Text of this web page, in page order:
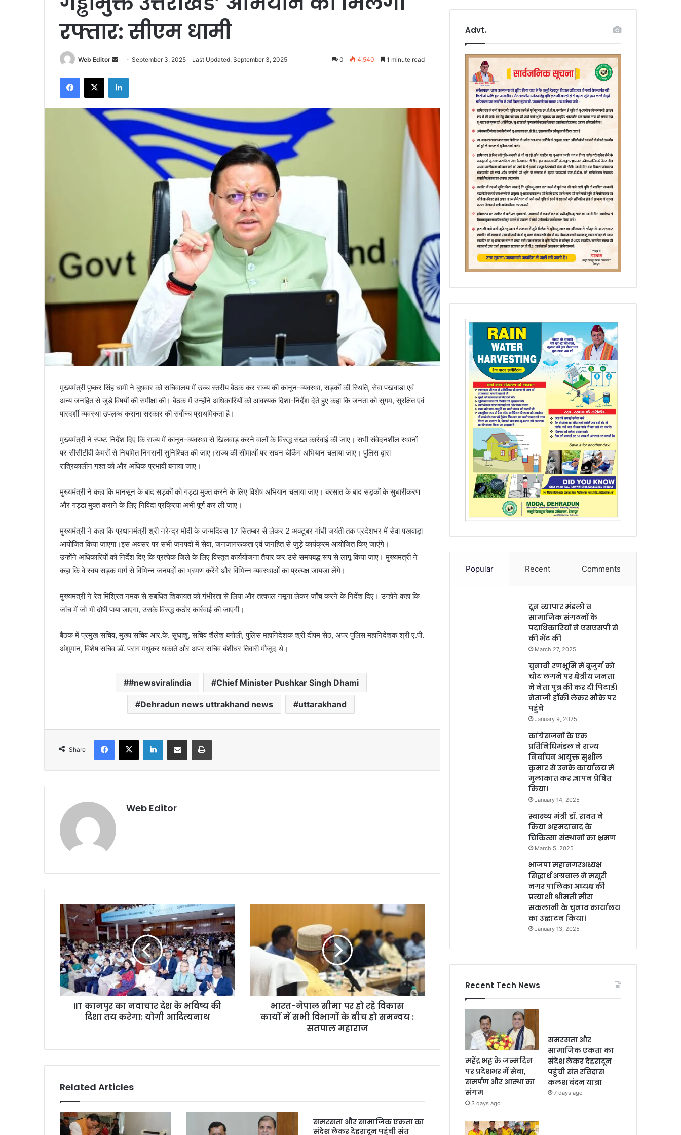
रफ्तार: सीएम धामी
Web Editor
n
d
a
n
m
September 3, 2025 Last Updated: September 3, 2025 0 4,540 1 minute read
मुख्यमंत्री पुष्कर सिंह धामी ने बुधवार को सचिवालय में उच्च स्तरीय बैठक कर राज्य की कानून-व्यवस्था, सड़कों की स्थिति, सेवा पखवाड़ा एवं
अन्य जनहित से जुड़े विषयों की समीक्षा की। बैठक में उन्होंने अधिकारियों को आवश्यक दिशा-निर्देश देते हुए कहा कि जनता को सुगम, सुरक्षित एवं
पारदर्शी व्यवस्था उपलब्ध कराना सरकार की सर्वोच्च प्राथमिकता है।
मुख्यमंत्री ने स्पष्ट निर्देश दिए कि राज्य में कानून-व्यवस्था से खिलवाड़ करने वालों के विरुद्ध सख्त कार्रवाई की जाए। सभी संवेदनशील स्थानों
पर सीसीटीवी कैमरों से नियमित निगरानी सुनिश्चित की जाए।राज्य की सीमाओं पर सघन चेकिंग अभियान चलाया जाए। पुलिस द्वारा
रात्रिकालीन गश्त को और अधिक प्रभावी बनाया जाए।
मुख्यमंत्री ने कहा कि मानसून के बाद सड़कों को गड्ढा मुक्त करने के लिए विशेष अभियान चलाया जाए। बरसात के बाद सड़कों के सुधारीकरण
और गड्ढा मुक्त कराने के लिए निविदा प्रक्रिया अभी पूर्ण कर ली जाए।
मुख्यमंत्री ने कहा कि प्रधानमंत्री श्री नरेन्द्र मोदी के जन्मदिवस 17 सितम्बर से लेकर 2 अक्टूबर गांधी जयंती तक प्रदेशभर में सेवा पखवाड़ा
आयोजित किया जाएगा।इस अवसर पर सभी जनपदों में सेवा, जनजागरूकता एवं जनहित से जुड़े कार्यक्रम आयोजित किए जाएंगे।
उन्होंने अधिकारियों को निर्देश दिए कि प्रत्येक जिले के लिए विस्तृत कार्ययोजना तैयार कर उसे समयबद्ध रूप से लागू किया जाए। मुख्यमंत्री ने
कहा कि वे स्वयं सड़क मार्ग से विभिन्न जनपदों का भ्रमण करेंगे और विभिन्न व्यवस्थाओं का प्रत्यक्ष जायजा लेंगे।
मुख्यमंत्री ने रेत मिश्रित नमक से संबंधित शिकायत को गंभीरता से लिया और तत्काल नमूना लेकर जाँच करने के निर्देश दिए। उन्होंने कहा कि
जांच में जो भी दोषी पाया जाएगा, उसके विरुद्ध कठोर कार्रवाई की जाएगी।
बैठक में प्रमुख सचिव, मुख्य सचिव आर.के. सुधांशु, सचिव शैलेश बगोली, पुलिस महानिदेशक श्री दीपम सेठ, अपर पुलिस महानिदेशक श्री ए.पी.
अंशुमान, विशेष सचिव डॉ. पराग मधुकर धकाते और अपर सचिव बंशीधर तिवारी मौजूद थे।
#newsviralindia Chief Minister Pushkar Singh Dhami
Dehradun news uttrakhand news uttarakhand
Share
Web Editor
I
T
का
न
पु
र
का
न
श
ष्य
की
दि
शा
IIT कानपुर का नवाचार देश के भविष्य की
दिशा तय करेगा: योगी आदित्यनाथ
ल
मा
हे
र्यों
में
भारत-नेपाल सीमा पर हो रहे विकास
कार्यों में सभी विभागों के बीच हो समन्वय :
सतपाल महाराज
Related Articles
समरसता और सामाजिक एकता का
संदेश लेकर देहरादून पहुंची संत
Advt.
Popular Recent Comments
दून व्यापार मंडलो व
सामाजिक संगठनों के
पदाधिकारियों ने एसएसपी से
की भेंट की
March 27, 2025
चुनावी रणभूमि में बुजुर्ग को
चोट लगने पर क्षेत्रीय जनता
ने नेता पुत्र की कर दी पिटाई।
नेताजी हॉकी लेकर मौके पर
पहुंचे
January 9, 2025
कांग्रेसजनों के एक
प्रतिनिधिमंडल ने राज्य
निर्वाचन आयुक्त सुशील
कुमार से उनके कार्यालय में
मुलाकात कर ज्ञापन प्रेषित
किया।
January 14, 2025
स्वास्थ्य मंत्री डॉ. रावत ने
किया अहमदाबाद के
चिकित्सा संस्थानों का भ्रमण
March 5, 2025
भाजपा महानगरअध्यक्ष
सिद्धार्थ अग्रवाल ने मसूरी
नगर पालिका अध्यक्ष की
प्रत्याशी श्रीमती मीरा
सकलानी के चुनाव कार्यालय
का उद्घाटन किया।
January 13, 2025
Recent Tech News
महेंद्र भट्ट के जन्मदिन
पर प्रदेशभर में सेवा,
समर्पण और आस्था का
संगम
3 days ago
समरसता और
सामाजिक एकता का
संदेश लेकर देहरादून
पहुंची संत रविदास
कलश वंदन यात्रा
7 days ago